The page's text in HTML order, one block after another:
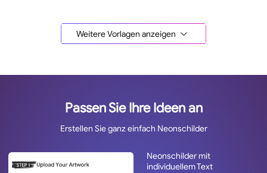
Weitere Vorlagen anzeigen
Passen Sie Ihre Ideen an
Erstellen Sie ganz einfach Neonschilder
Neonschilder mit
individuellem Text